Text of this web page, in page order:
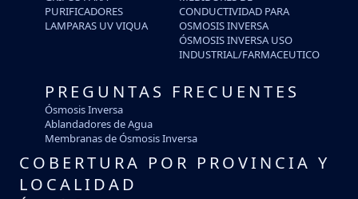
PURIFICADORES
LAMPARAS UV VIQUA
CONDUCTIVIDAD PARA
OSMOSIS INVERSA
ÓSMOSIS INVERSA USO
INDUSTRIAL/FARMACEUTICO
PREGUNTAS FRECUENTES
Ósmosis Inversa
Ablandadores de Agua
Membranas de Ósmosis Inversa
COBERTURA POR PROVINCIA Y
LOCALIDAD